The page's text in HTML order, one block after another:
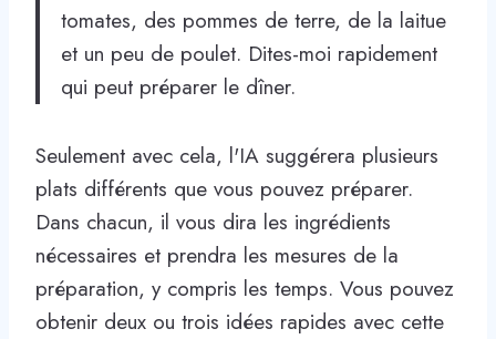
tomates, des pommes de terre, de la laitue
et un peu de poulet. Dites-moi rapidement
qui peut préparer le dîner.
Seulement avec cela, l'IA suggérera plusieurs
plats différents que vous pouvez préparer.
Dans chacun, il vous dira les ingrédients
nécessaires et prendra les mesures de la
préparation, y compris les temps. Vous pouvez
obtenir deux ou trois idées rapides avec cette